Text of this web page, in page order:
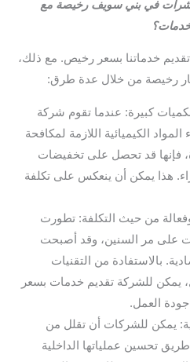
في بني سويف رخيصة مع
خدماتنا بسعر رخيص. مع ذلك،
رخيصة من خلال عدة طرق:
بكميات كبيرة: عندما تقوم شركة
الكيميائية اللازمة لمكافحة
فإنها قد تحصل على تخفيضات
هذا يمكن أن ينعكس على تكلفة
من حيث التكلفة: تطورت
على مر السنين، وقد أصبحت
بالاستفادة من التقنيات
يمكن للشركة تقديم خدمات بسعر
العمل.
يمكن للشركات أن تقلل من
طريق تحسين عملياتها الداخلية